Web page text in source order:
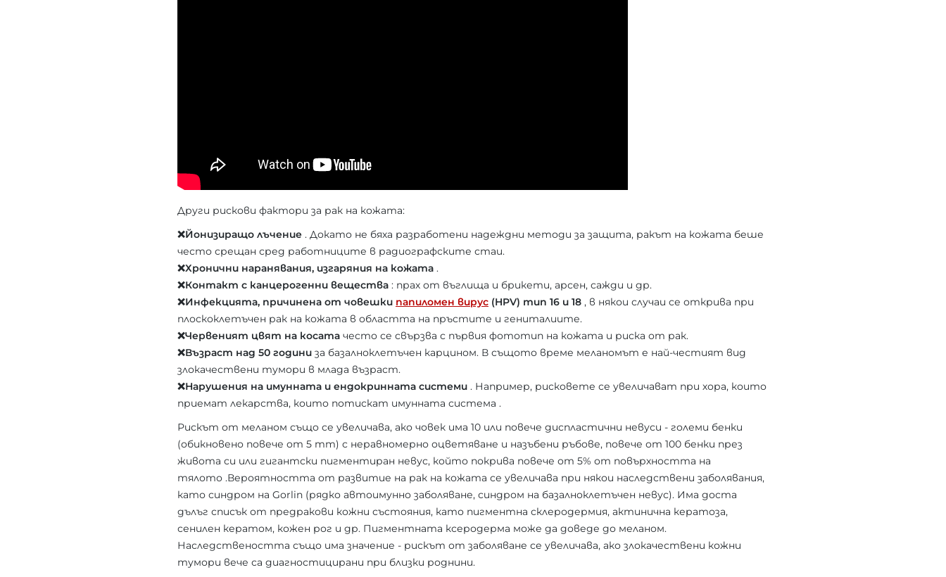
Други рискови фактори за рак на кожата:
❌Йонизиращо лъчение . Докато не бяха разработени надеждни методи за защита, ракът на кожата беше
често срещан сред работниците в радиографските стаи.
❌Хронични наранявания, изгаряния на кожата .
❌Контакт с канцерогенни вещества : прах от въглища и брикети, арсен, сажди и др.
❌Инфекцията, причинена от човешки папиломен вирус (HPV) тип 16 и 18 , в някои случаи се открива при
плоскоклетъчен рак на кожата в областта на пръстите и гениталиите.
❌Червеният цвят на косата често се свързва с първия фототип на кожата и риска от рак.
❌Възраст над 50 години за базалноклетъчен карцином. В същото време меланомът е най-честият вид
злокачествени тумори в млада възраст.
❌Нарушения на имунната и ендокринната системи . Например, рисковете се увеличават при хора, които
приемат лекарства, които потискат имунната система .
Рискът от меланом също се увеличава, ако човек има 10 или повече диспластични невуси - големи бенки
(обикновено повече от 5 mm) с неравномерно оцветяване и назъбени ръбове, повече от 100 бенки през
живота си или гигантски пигментиран невус, който покрива повече от 5% от повърхността на
тялото .Вероятността от развитие на рак на кожата се увеличава при някои наследствени заболявания,
като синдром на Gorlin (рядко автоимунно заболяване, синдром на базалноклетъчен невус). Има доста
дълъг списък от предракови кожни състояния, като пигментна склеродермия, актинична кератоза,
сенилен кератом, кожен рог и др. Пигментната ксеродерма може да доведе до меланом.
Наследствеността също има значение - рискът от заболяване се увеличава, ако злокачествени кожни
тумори вече са диагностицирани при близки роднини.